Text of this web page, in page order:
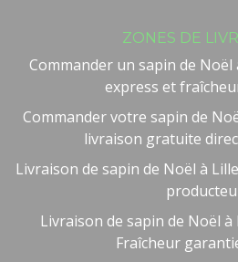
ZONES DE
Commander un sapin de
express et
Commander votre sapin de
livraison gratuite
Livraison de sapin de Noël à
Livraison de sapin de Noël
Fraîcheur